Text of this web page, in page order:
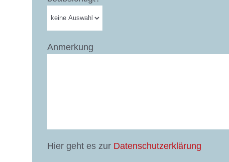
Anmerkung
Hier geht es zur Datenschutzerklärung